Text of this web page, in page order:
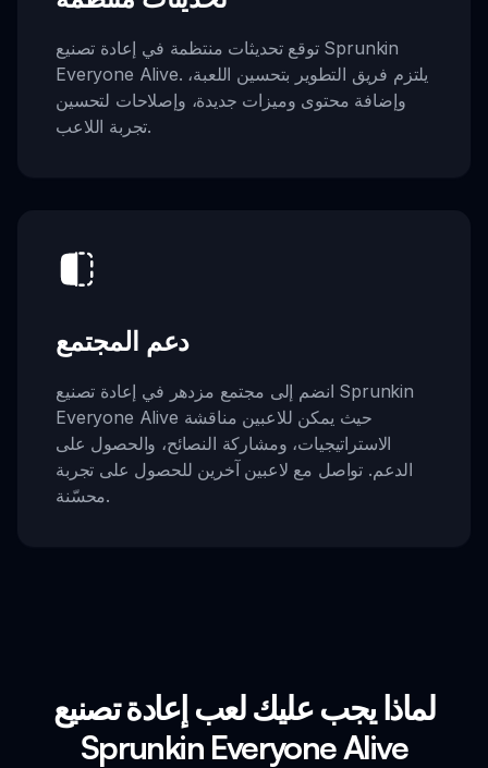
توقع تحديثات منتظمة في إعادة تصنيع Sprunkin
Everyone Alive. يلتزم فريق التطوير بتحسين اللعبة،
وإضافة محتوى وميزات جديدة، وإصلاحات لتحسين
تجربة اللاعب.
دعم المجتمع
انضم إلى مجتمع مزدهر في إعادة تصنيع Sprunkin
Everyone Alive حيث يمكن للاعبين مناقشة
الاستراتيجيات، ومشاركة النصائح، والحصول على
الدعم. تواصل مع لاعبين آخرين للحصول على تجربة
محسّنة.
لماذا يجب عليك لعب إعادة تصنيع
Sprunkin Everyone Alive